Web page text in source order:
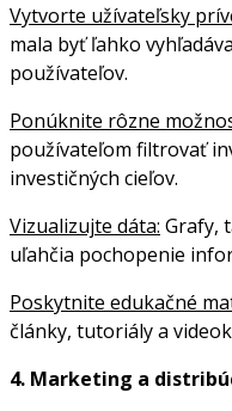
Vytvorte užívateľsky
mala byť ľahko
používateľov.
Ponúknite rôzne
používateľom filtrovať
investičných cieľov.
Vizualizujte dáta: Grafy,
uľahčia pochopenie
Poskytnite edukačné
články, tutoriály a
4. Marketing a